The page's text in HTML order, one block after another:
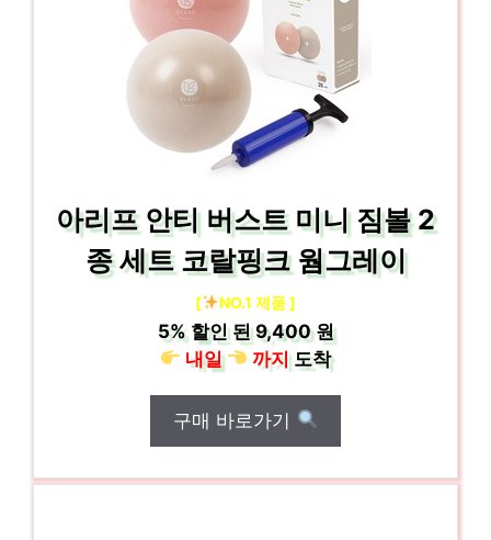
아리프 안티 버스트 미니 짐볼 2
종 세트 코랄핑크 웜그레이
[ NO.1 제품 ]
5%할인 된9,400 원
내일
까지도착
구매 바로가기